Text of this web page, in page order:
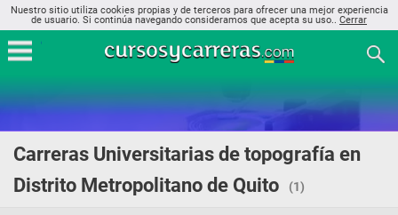
Nuestro sitio utiliza cookies propias y de terceros para ofrecer una mejor experiencia
de usuario. Si continúa navegando consideramos que acepta su uso.. Cerrar
Carreras Universitarias de topografía en
Distrito Metropolitano de Quito
(1)